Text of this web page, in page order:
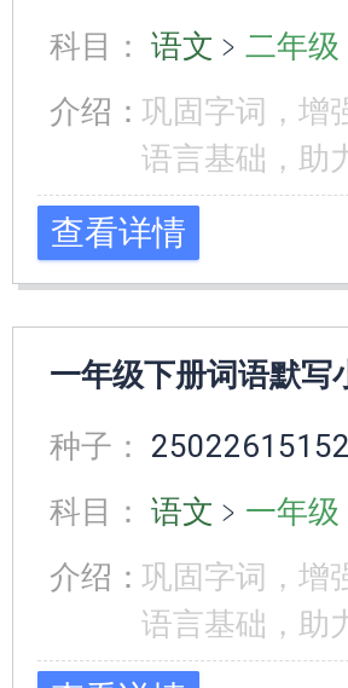
科目： 语文 ﹥ 二年级
介绍：巩固字词，增
语言基础，助
查看详情
一年级下册词语默写
种子：
科目： 语文 ﹥ 一年级
介绍：巩固字词，增
语言基础，助